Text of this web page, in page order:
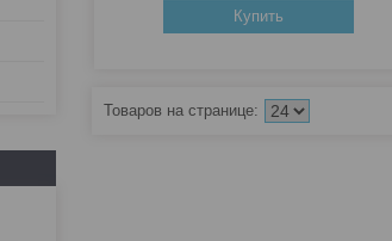
Купить